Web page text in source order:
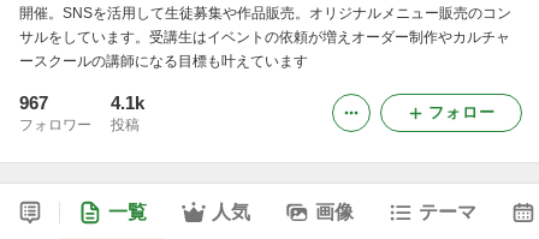
開催。SNSを活用して生徒募集や作品販売。オリジナルメニュー販売のコン
サルをしています。受講生はイベントの依頼が増えオーダー制作やカルチャ
ースクールの講師になる目標も叶えています
967
フォロワー
4.1k
投稿
フォロー
一覧 人気 画像 テーマ